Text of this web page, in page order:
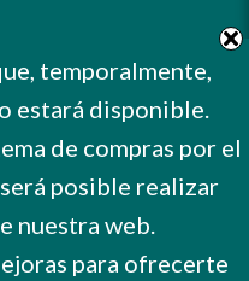
temporalmente,
estará disponible.
de compras por el
posible realizar
nuestra web.
para ofrecerte